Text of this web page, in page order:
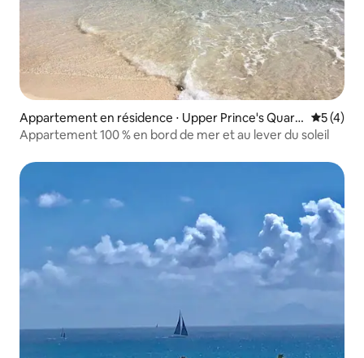
Appartement en résidence ⋅ Upper Prince's Quart
er
5 (4)
Appartement 100 % en bord de mer et au lever du soleil